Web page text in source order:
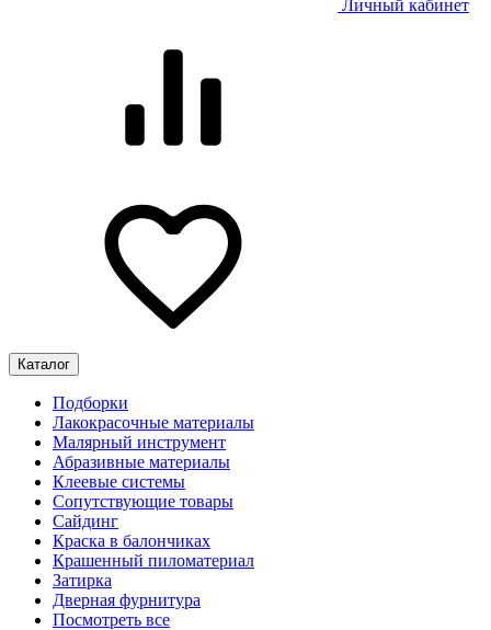
Личный кабинет
Каталог
Подборки
Лакокрасочные материалы
Малярный инструмент
Абразивные материалы
Клеевые системы
Сопутствующие товары
Сайдинг
Краска в балончиках
Крашенный пиломатериал
Затирка
Дверная фурнитура
Посмотреть все